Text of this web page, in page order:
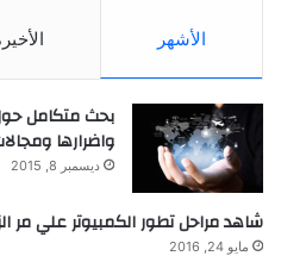
الأشهر
بحث متكامل
واضرارها
ديسمبر 8, 2015
شاهد مراحل تطور الكمبيوتر علي مر
مايو 24, 2016